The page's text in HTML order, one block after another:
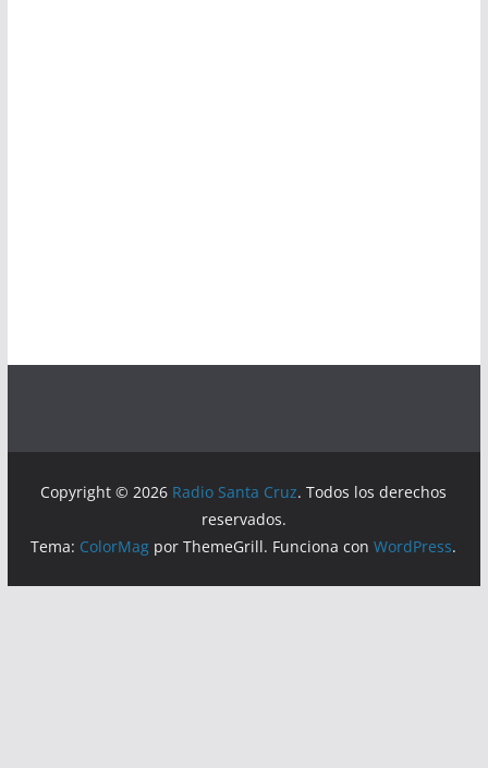
Copyright © 2026 Radio Santa Cruz. Todos los derechos
reservados.
Tema: ColorMag por ThemeGrill. Funciona conWordPress.